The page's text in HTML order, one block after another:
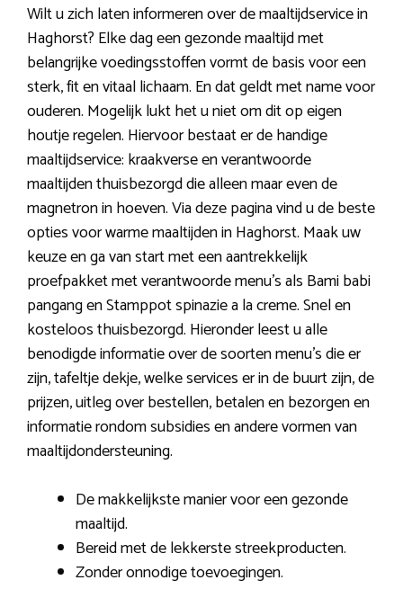
Wilt u zich laten informeren over de maaltijdservice in
Haghorst? Elke dag een gezonde maaltijd met
belangrijke voedingsstoffen vormt de basis voor een
sterk, fit en vitaal lichaam. En dat geldt met name voor
ouderen. Mogelijk lukt het u niet om dit op eigen
houtje regelen. Hiervoor bestaat er de handige
maaltijdservice: kraakverse en verantwoorde
maaltijden thuisbezorgd die alleen maar even de
magnetron in hoeven. Via deze pagina vind u de beste
opties voor warme maaltijden in Haghorst. Maak uw
keuze en ga van start met een aantrekkelijk
proefpakket met verantwoorde menu’s als Bami babi
pangang en Stamppot spinazie a la creme. Snel en
kosteloos thuisbezorgd. Hieronder leest u alle
benodigde informatie over de soorten menu’s die er
zijn, tafeltje dekje, welke services er in de buurt zijn, de
prijzen, uitleg over bestellen, betalen en bezorgen en
informatie rondom subsidies en andere vormen van
maaltijdondersteuning.
De makkelijkste manier voor een gezonde
maaltijd.
Bereid met de lekkerste streekproducten.
Zonder onnodige toevoegingen.